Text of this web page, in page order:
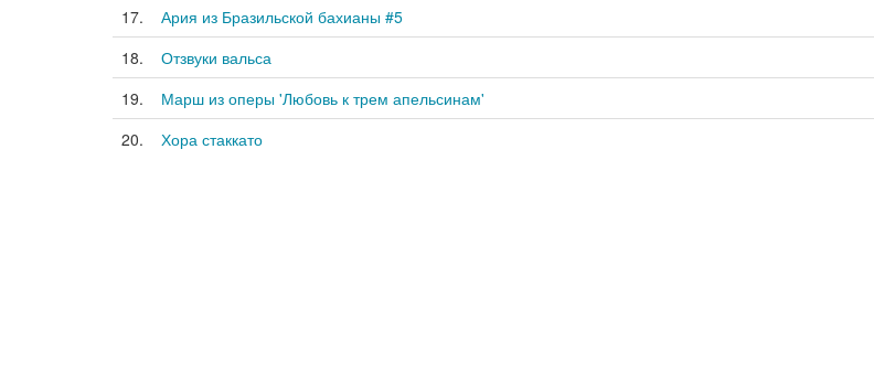
17.
Ария из Бразильской бахианы #5
18.
Отзвуки вальса
19.
Марш из оперы 'Любовь к трем апельсинам'
20.
Хора стаккато